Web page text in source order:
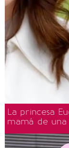
La princesa
mamá de una